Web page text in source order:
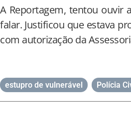
A Reportagem, tentou ouvir
falar. Justificou que estava
com autorização da
estupro de vulnerável Polícia